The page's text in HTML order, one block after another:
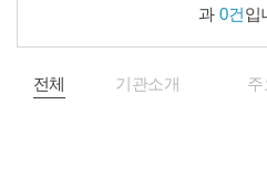
과 0건입
전체 기관소개